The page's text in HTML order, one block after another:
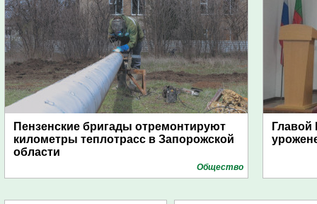
Пензенские бригады отремонтируют
километры теплотрасс в Запорожской
области
Общество
Главой